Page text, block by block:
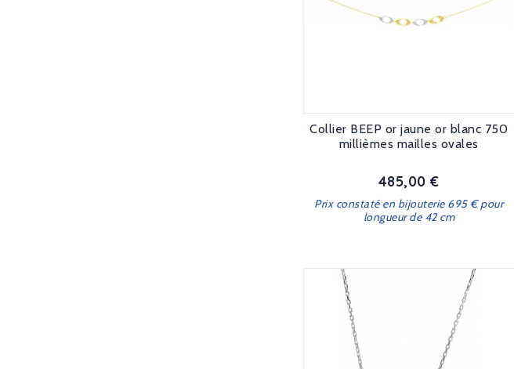
Collier BEEP or jaune or blanc 750
millièmes mailles ovales
Prix
485,00 €
Prix constaté en bijouterie 695 € pour
longueur de 42 cm